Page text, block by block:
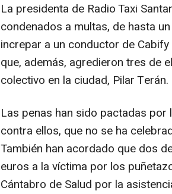
La presidenta de Radio Taxi
condenados a multas, de hasta
increpar a un conductor de
que, además, agredieron tres de
colectivo en la ciudad, Pilar Terán.
Las penas han sido pactadas
contra ellos, que no se ha
También han acordado que dos
euros a la víctima por los
Cántabro de Salud por la